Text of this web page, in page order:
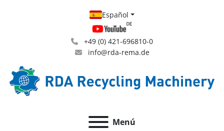
+49 (0) 421-696810-0
info@rda-rema.de
Español
Menú